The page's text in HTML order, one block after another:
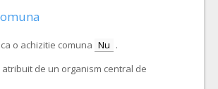
o achizitie comuna Nu .
de un organism central de